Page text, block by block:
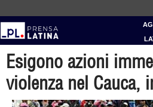
Esigono azioni
violenza nel Cauca,